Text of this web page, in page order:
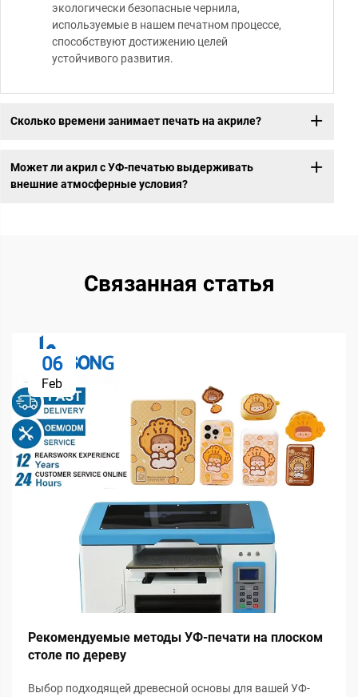
экологически безопасные чернила,
используемые в нашем печатном процессе,
способствуют достижению целей
устойчивого развития.
Сколько времени занимает печать на акриле?
Может ли акрил с УФ-печатью выдерживать
внешние атмосферные условия?
Связанная статья
06
Feb
Рекомендуемые методы УФ-печати на плоском
столе по дереву
Выбор подходящей древесной основы для вашей УФ-